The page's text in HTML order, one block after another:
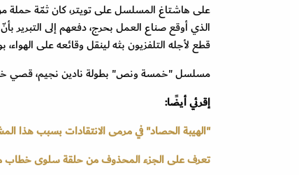
على هاشتاغ المسلسل على تويتر، كان ثمّة حملة
الذي أوقع صناع العمل بحرج، دفعهم إلى
قطع لأجله التلفزيون بثه لينقل وقائعه على
مسلسل "خمسة ونص" بطولة نادين نجيم، قصي
إقرئي أيضًا:
"الهيبة الحصاد" في مرمى الانتقادات بسبب هذا
تعرف على الجزء المحذوف من حلقة سلوى خطاب